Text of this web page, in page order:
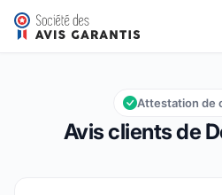
Decaux & Fils
Note globale : 9,9 sur 10
9,9/10
Avis clients de
Attestation de